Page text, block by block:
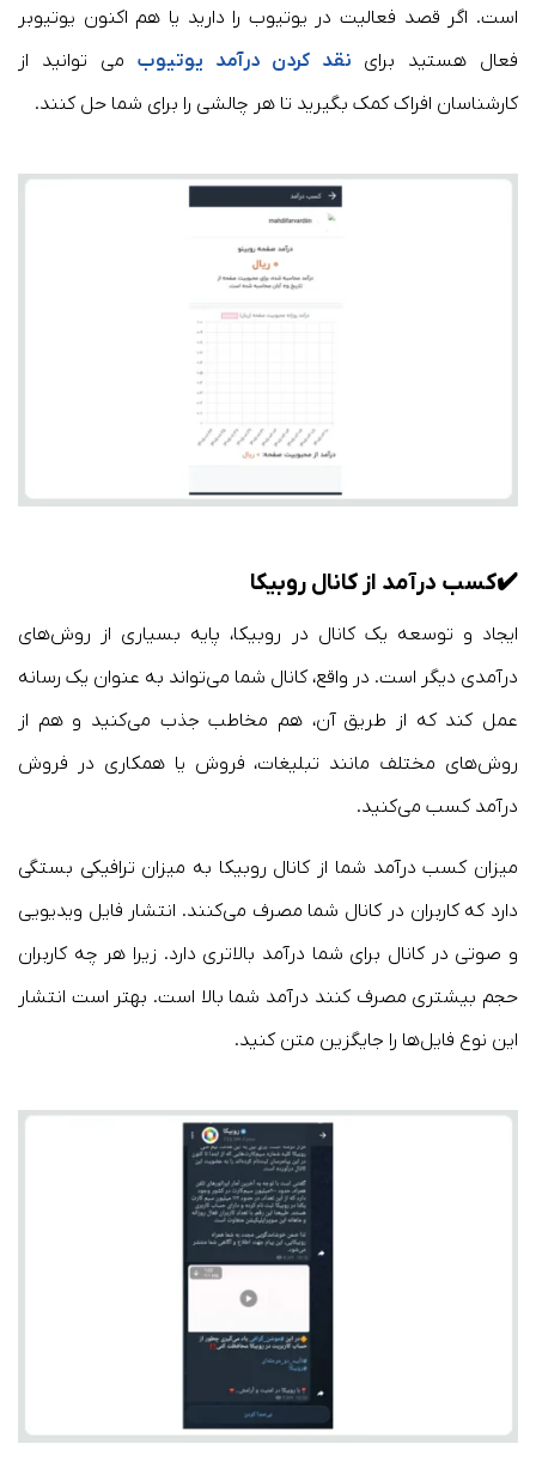
است. اگر قصد فعالیت در یوتیوب را دارید یا هم اکنون یوتیوبر
فعال هستید برای نقد کردن درآمد یوتیوب می توانید از
کارشناسان افراک کمک بگیرید تا هر چالشی را برای شما حل کنند.
✔️کسب درآمد از کانال روبیکا
ایجاد و توسعه یک کانال در روبیکا، پایه بسیاری از روش‌های
درآمدی دیگر است. در واقع، کانال شما می‌تواند به عنوان یک رسانه
عمل کند که از طریق آن، هم مخاطب جذب می‌کنید و هم از
روش‌های مختلف مانند تبلیغات، فروش یا همکاری در فروش
درآمد کسب می‌کنید.
میزان کسب درآمد شما از کانال روبیکا به میزان ترافیکی بستگی
دارد که کاربران در کانال شما مصرف می‌کنند. انتشار فایل ویدیویی
و صوتی در کانال برای شما درآمد بالاتری دارد. زیرا هر چه کاربران
حجم بیشتری مصرف کنند درآمد شما بالا است. بهتر است انتشار
این نوع فایل‌ها را جایگزین متن کنید.